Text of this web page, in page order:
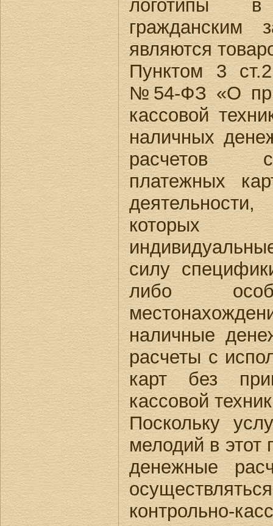
логотипы
гражданским
являются
Пунктом 3
№54-ФЗ «О
кассовой
наличных
расчетов с
платежных
которых
силу
либо
наличные
расчеты с
карт без
кассовой
Поскольку
мелодий в этот
денежные
контрольно-